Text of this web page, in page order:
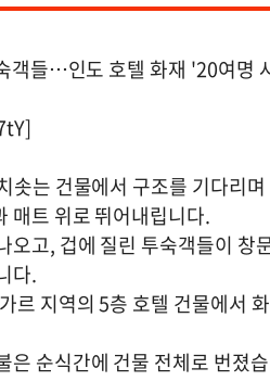
객들…인도 호텔 화재 '20여명
솟는 건물에서 구조를 기다리
매트 위로 뛰어내립니다.
오고, 겁에 질린 투숙객들이 창
다.
르 지역의 5층 호텔 건물에서
은 순식간에 건물 전체로 번졌